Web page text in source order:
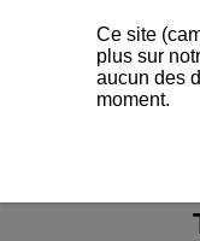
Ce site
plus sur
aucun des
moment.